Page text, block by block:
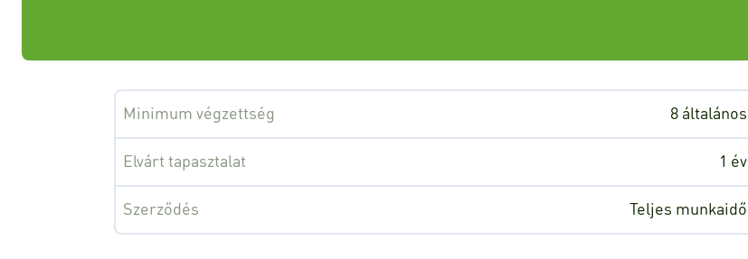
Minimum végzettség 8 általános
Elvárt tapasztalat 1 év
Szerződés Teljes munkaidő